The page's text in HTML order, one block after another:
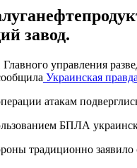
завод.
Главного управления
Украинская правда
атакам
БПЛА
традиционно